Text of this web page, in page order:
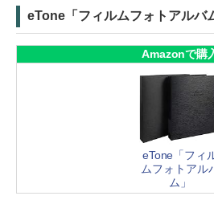
eTone「フィルムフォトアルバ
Amazonで購
eTone「フィ
ムフォトアル
ム」